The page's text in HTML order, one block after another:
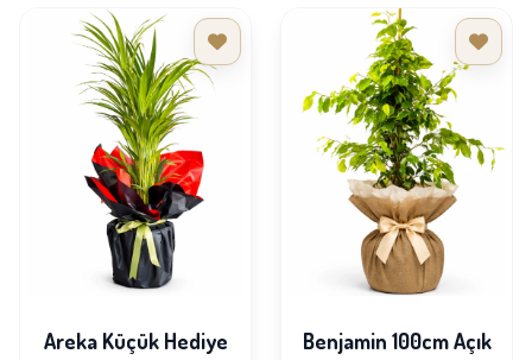
Areka Küçük Hediye
Benjamin 100cm Açık